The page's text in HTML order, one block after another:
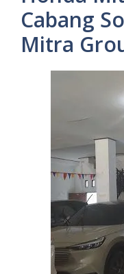
Cabang
Mitra